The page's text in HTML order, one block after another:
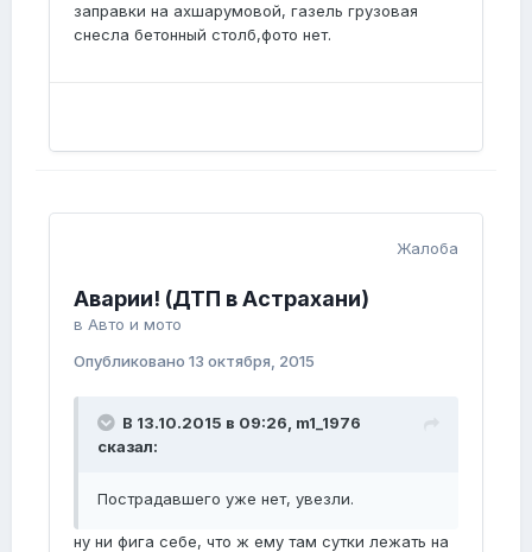
заправки на ахшарумовой, газель грузовая
снесла бетонный столб,фото нет.
Жалоба
Аварии! (ДТП в Астрахани)
в Авто и мото
Опубликовано 13 октября, 2015
В 13.10.2015 в 09:26, m1_1976
сказал:
Пострадавшего уже нет, увезли.
ну ни фига себе, что ж ему там сутки лежать на